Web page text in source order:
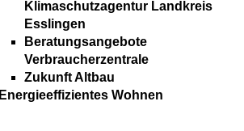
Klimaschutzagentur Landkreis
Esslingen
Beratungsangebote
Verbraucherzentrale
Zukunft Altbau
Energieeffizientes Wohnen